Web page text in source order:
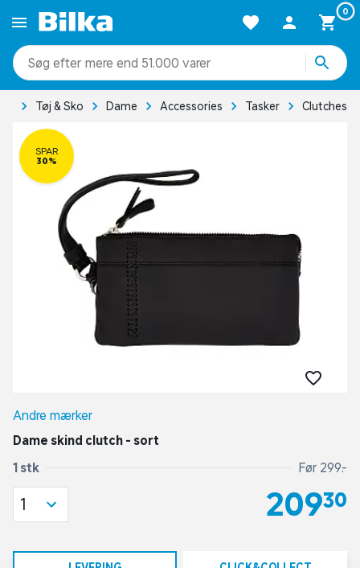
0
mere end 51.000 varer
Tøj & Sko Dame Accessories Tasker Clutches
SPAR
30%
Andre mærker
Dame skind clutch - sort
1 stk
Før 299,-
209,30
1